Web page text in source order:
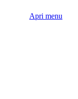
Apri menu